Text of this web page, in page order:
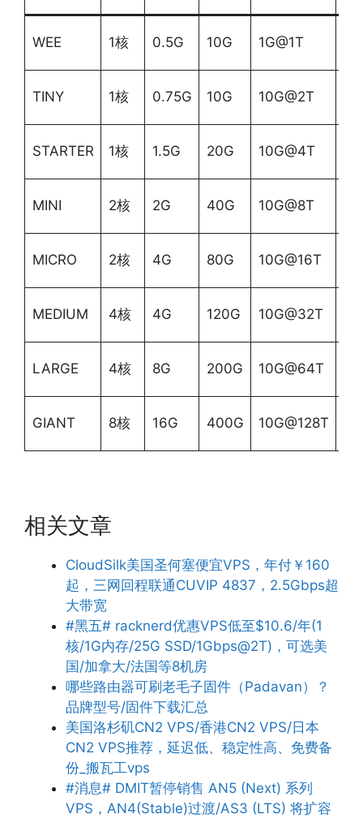
WEE 1核 0.5G 10G 1G@1T
TINY 1核 0.75G 10G 10G@2T
STARTER 1核 1.5G 20G 10G@4T
MINI 2核 2G 40G 10G@8T
MICRO 2核 4G 80G 10G@16T
MEDIUM 4核 4G 120G 10G@32T
LARGE 4核 8G 200G 10G@64T
GIANT 8核 16G 400G 10G@128T
相关文章
CloudSilk美国圣何塞便宜VPS，年付￥160
起，三网回程联通CUVIP 4837，2.5Gbps超
大带宽
#黑五# racknerd优惠VPS低至$10.6/年(1
核/1G内存/25G SSD/1Gbps@2T)，可选美
国/加拿大/法国等8机房
哪些路由器可刷老毛子固件（Padavan）？
品牌型号/固件下载汇总
美国洛杉矶CN2 VPS/香港CN2 VPS/日本
CN2 VPS推荐，延迟低、稳定性高、免费备
份_搬瓦工vps
#消息# DMIT暂停销售 AN5 (Next) 系列
VPS，AN4(Stable)过渡/AS3 (LTS) 将扩容